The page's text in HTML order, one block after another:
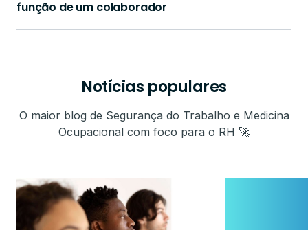
função de um colaborador
Notícias populares
O maior blog de Segurança do Trabalho e Medicina
Ocupacional com foco para o RH 🚀